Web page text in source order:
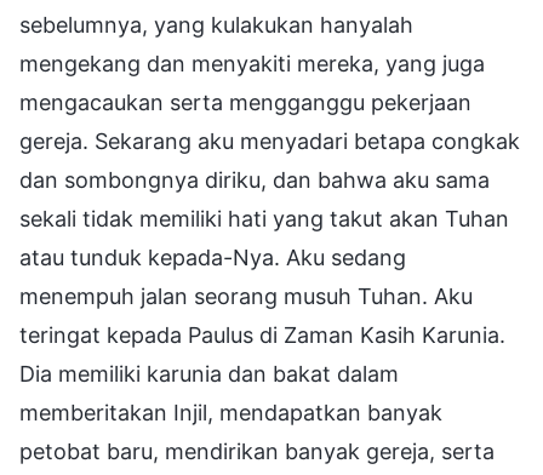
sebelumnya, yang kulakukan hanyalah
mengekang dan menyakiti mereka, yang juga
mengacaukan serta mengganggu pekerjaan
gereja. Sekarang aku menyadari betapa congkak
dan sombongnya diriku, dan bahwa aku sama
sekali tidak memiliki hati yang takut akan Tuhan
atau tunduk kepada-Nya. Aku sedang
menempuh jalan seorang musuh Tuhan. Aku
teringat kepada Paulus di Zaman Kasih Karunia.
Dia memiliki karunia dan bakat dalam
memberitakan Injil, mendapatkan banyak
petobat baru, mendirikan banyak gereja, serta